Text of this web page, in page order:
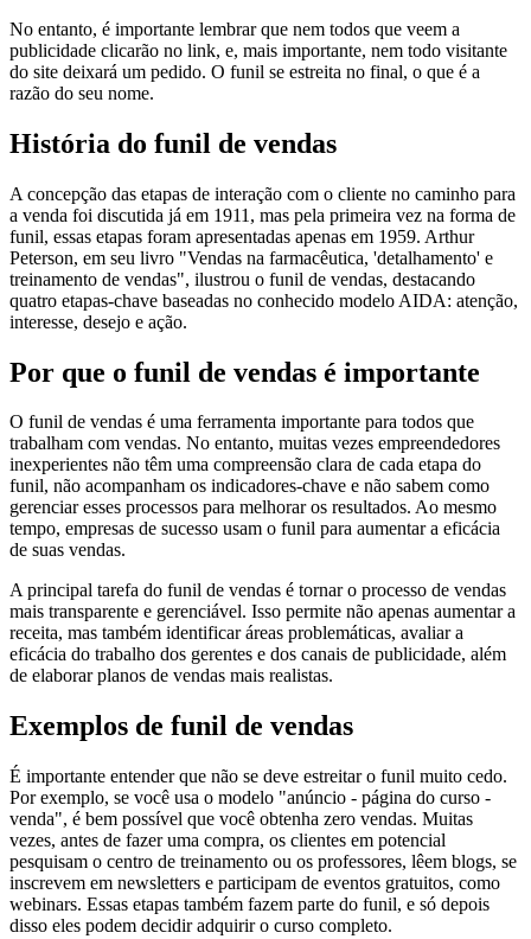
No entanto, é importante lembrar que nem todos que veem a
publicidade clicarão no link, e, mais importante, nem todo visitante
do site deixará um pedido. O funil se estreita no final, o que é a
razão do seu nome.
História do funil de vendas
A concepção das etapas de interação com o cliente no caminho para
a venda foi discutida já em 1911, mas pela primeira vez na forma de
funil, essas etapas foram apresentadas apenas em 1959. Arthur
Peterson, em seu livro "Vendas na farmacêutica, 'detalhamento' e
treinamento de vendas", ilustrou o funil de vendas, destacando
quatro etapas-chave baseadas no conhecido modelo AIDA: atenção,
interesse, desejo e ação.
Por que o funil de vendas é importante
O funil de vendas é uma ferramenta importante para todos que
trabalham com vendas. No entanto, muitas vezes empreendedores
inexperientes não têm uma compreensão clara de cada etapa do
funil, não acompanham os indicadores-chave e não sabem como
gerenciar esses processos para melhorar os resultados. Ao mesmo
tempo, empresas de sucesso usam o funil para aumentar a eficácia
de suas vendas.
A principal tarefa do funil de vendas é tornar o processo de vendas
mais transparente e gerenciável. Isso permite não apenas aumentar a
receita, mas também identificar áreas problemáticas, avaliar a
eficácia do trabalho dos gerentes e dos canais de publicidade, além
de elaborar planos de vendas mais realistas.
Exemplos de funil de vendas
É importante entender que não se deve estreitar o funil muito cedo.
Por exemplo, se você usa o modelo "anúncio - página do curso -
venda", é bem possível que você obtenha zero vendas. Muitas
vezes, antes de fazer uma compra, os clientes em potencial
pesquisam o centro de treinamento ou os professores, lêem blogs, se
inscrevem em newsletters e participam de eventos gratuitos, como
webinars. Essas etapas também fazem parte do funil, e só depois
disso eles podem decidir adquirir o curso completo.